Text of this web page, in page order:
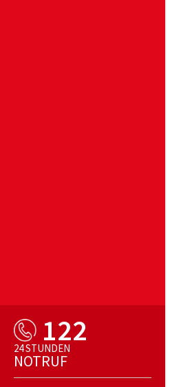
122
24 STUNDEN
NOTRUF